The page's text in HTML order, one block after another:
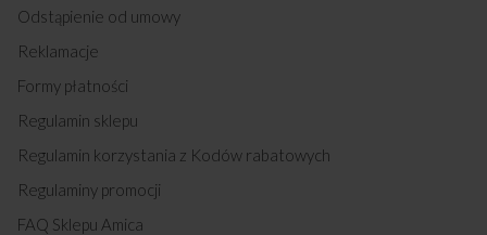
Odstąpienie od umowy
Reklamacje
Formy płatności
Regulamin sklepu
Regulamin korzystania z Kodów rabatowych
Regulaminy promocji
FAQ Sklepu Amica